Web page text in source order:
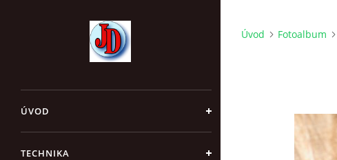
ÚVOD
TECHNIKA
Úvod Fotoalbum